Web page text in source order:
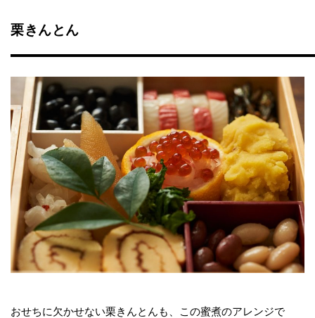
栗きんとん
おせちに欠かせない栗きんとんも、この蜜煮のアレンジで